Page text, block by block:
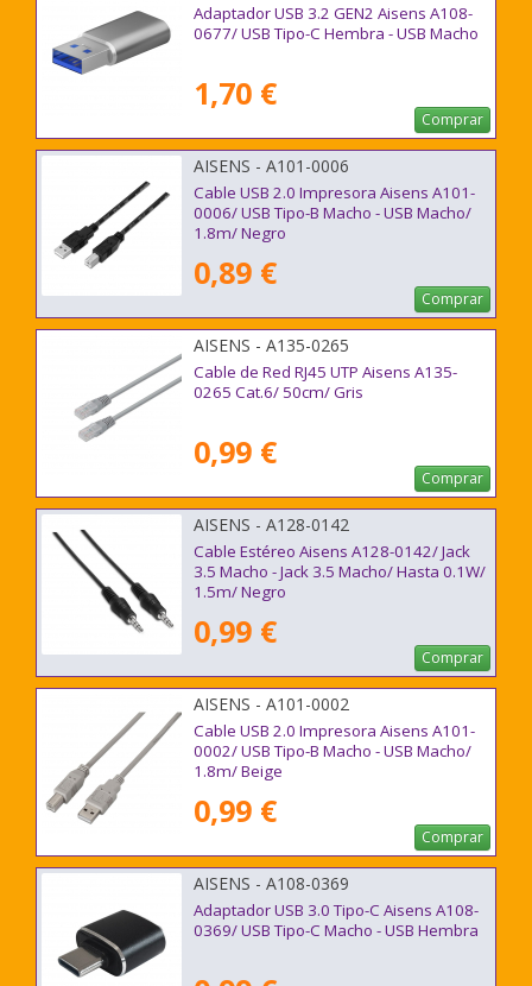
Adaptador USB 3.2 GEN2 Aisens A108-
0677/ USB Tipo-C Hembra - USB Macho
1,70 €
Comprar
AISENS - A101-0006
Cable USB 2.0 Impresora Aisens A101-
0006/ USB Tipo-B Macho - USB Macho/
1.8m/ Negro
0,89 €
Comprar
AISENS - A135-0265
Cable de Red RJ45 UTP Aisens A135-
0265 Cat.6/ 50cm/ Gris
0,99 €
Comprar
AISENS - A128-0142
Cable Estéreo Aisens A128-0142/ Jack
3.5 Macho - Jack 3.5 Macho/ Hasta 0.1W/
1.5m/ Negro
0,99 €
Comprar
AISENS - A101-0002
Cable USB 2.0 Impresora Aisens A101-
0002/ USB Tipo-B Macho - USB Macho/
1.8m/ Beige
0,99 €
Comprar
AISENS - A108-0369
Adaptador USB 3.0 Tipo-C Aisens A108-
0369/ USB Tipo-C Macho - USB Hembra